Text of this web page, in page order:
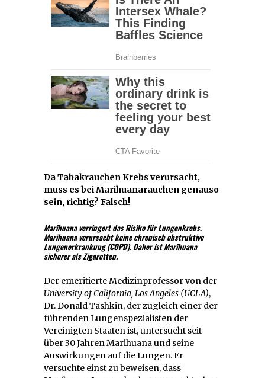
Da Tabakrauchen Krebs verursacht,
muss es bei Marihuanarauchen genauso
sein, richtig? Falsch!
Marihuana verringert das Risiko für Lungenkrebs.
Marihuana verursacht keine chronisch obstruktive
Lungenerkrankung (COPD). Daher ist Marihuana
sicherer als Zigaretten.
Der emeritierte Medizinprofessor von der
University of California, Los Angeles (UCLA),
Dr. Donald Tashkin, der zugleich einer der
führenden Lungenspezialisten der
Vereinigten Staaten ist, untersucht seit
über 30 Jahren Marihuana und seine
Auswirkungen auf die Lungen. Er
versuchte einst zu beweisen, dass